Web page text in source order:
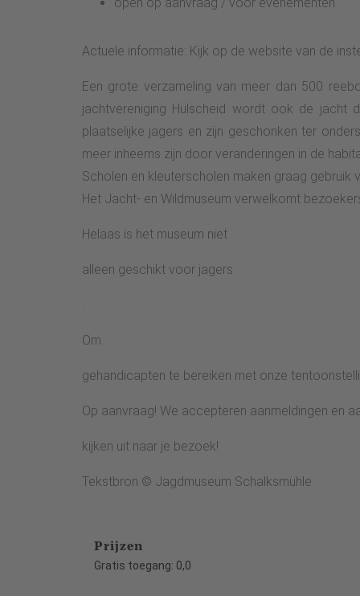
open op aanvraag / voor evenementen
Actuele informatie: Kijk op de website van de
Een grote verzameling van meer dan 500
jachtvereniging Hülscheid wordt ook de jacht
plaatselijke jagers en zijn geschonken ter
meer inheems zijn door veranderingen in de
Scholen en kleuterscholen maken graag
Het Jacht- en Wildmuseum verwelkomt
Helaas is het museum niet
alleen geschikt voor jagers
.
Om
gehandicapten te bereiken met onze
Op aanvraag! We accepteren aanmeldingen en
kijken uit naar je bezoek!
Tekstbron © Jagdmuseum Schalksmühle
Prijzen
Gratis toegang: 0,0